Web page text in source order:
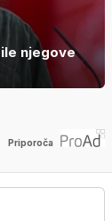
njegove
Priporoča